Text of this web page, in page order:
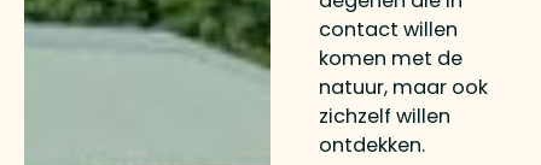
contact willen
komen met de
natuur, maar ook
zichzelf willen
ontdekken.